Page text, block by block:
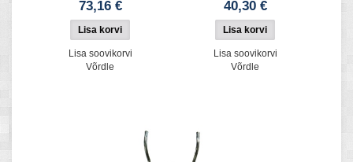
73,16 €
Lisa soovikorvi
Võrdle
40,30 €
Lisa soovikorvi
Võrdle